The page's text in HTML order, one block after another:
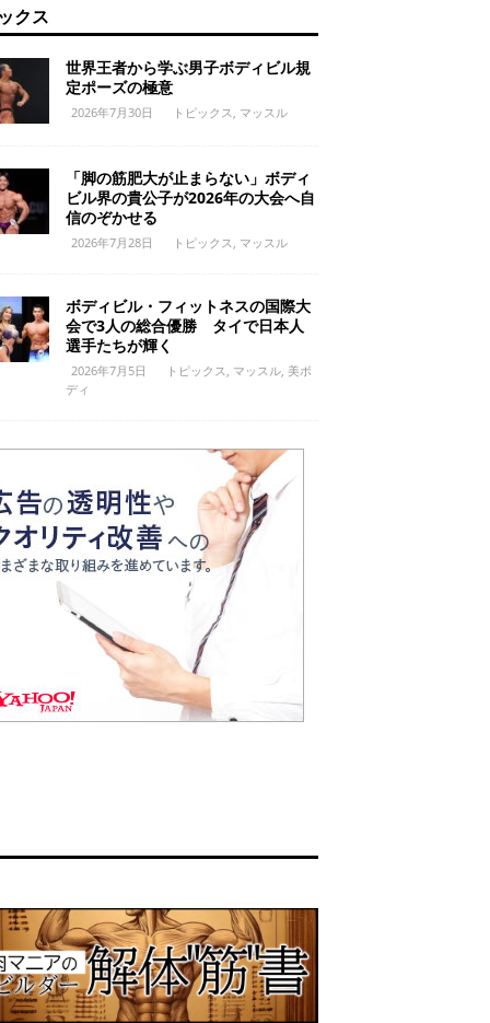
クス
世界王者から学ぶ男子ボディビル規
定ポーズの極意
2026年7月30日 トピックス マッスル
「脚の筋肥大が止まらない」ボディ
ビル界の貴公子が2026年の大会へ自
信のぞかせる
2026年7月28日 トピックス マッスル
ボディビル・フィットネスの国際大
会で3人の総合優勝 タイで日本人
選手たちが輝く
2026年7月5日 トピックス マッスル, 美ボ
ディ